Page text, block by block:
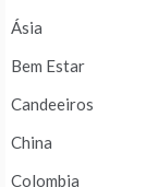
Ásia
Bem Estar
Candeeiros
China
Colombia